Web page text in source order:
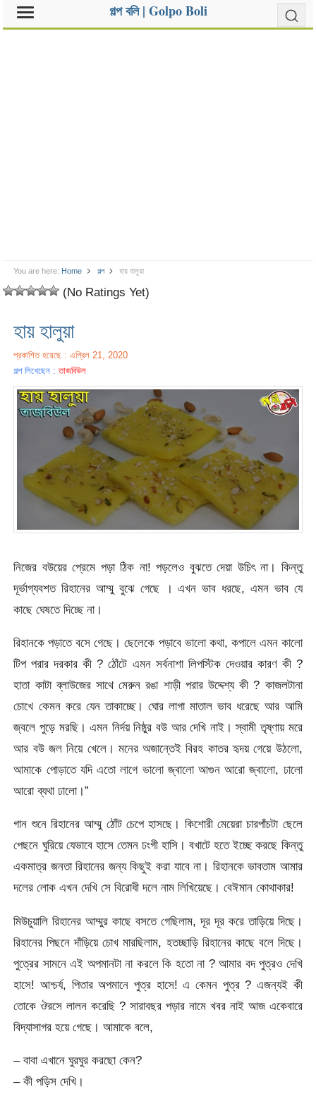
গল্প বলি | Golpo Boli
You are here: Home গল্প হায় হালুয়া
(No Ratings Yet)
হায় হালুয়া
প্রকাশিত হয়েছে : এপ্রিল 21, 2020
গল্প লিখেছেন :তাজবিউল
নিজের বউয়ের প্রেমে পড়া ঠিক না! পড়লেও বুঝতে দেয়া উচিৎ না। কিন্তু
দূর্ভাগ্যবশত রিহানের আম্মু বুঝে গেছে । এখন ভাব ধরছে, এমন ভাব যে
কাছে ঘেষতে দিচ্ছে না।
রিহানকে পড়াতে বসে গেছে। ছেলেকে পড়াবে ভালো কথা, কপালে এমন কালো
টিপ পরার দরকার কী ? ঠোঁটে এমন সর্বনাশা লিপস্টিক দেওয়ার কারণ কী ?
হাতা কাটা ব্লাউজের সাথে মেরুন রঙা শাড়ী পরার উদ্দেশ্য কী ? কাজলটানা
চোখে কেমন করে যেন তাকাচ্ছে। ঘোর লাগা মাতাল ভাব ধরেছে আর আমি
জ্বলে পুড়ে মরছি। এমন নির্দয় নিষ্ঠুর বউ আর দেখি নাই। স্বামী তৃষ্ণায় মরে
আর বউ জল নিয়ে খেলে। মনের অজান্তেই বিরহ কাতর হৃদয় গেয়ে উঠলো,
আমাকে পোড়াতে যদি এতো লাগে ভালো জ্বালো আগুন আরো জ্বালো, ঢালো
আরো ব্যথা ঢালো।”
গান শুনে রিহানের আম্মু ঠোঁট চেপে হাসছে। কিশোরী মেয়েরা চারপাঁচটা ছেলে
পেছনে ঘুরিয়ে যেভাবে হাসে তেমন ঢংগী হাসি। বখাটে হতে ইচ্ছে করছে কিন্তু
একমাত্র জনতা রিহানের জন্য কিছুই করা যাবে না। রিহানকে ভাবতাম আমার
দলের লোক এখন দেখি সে বিরোধী দলে নাম লিখিয়েছে। বেঈমান কোথাকার!
মিউচুয়ালি রিহানের আম্মুর কাছে বসতে গেছিলাম, দূর দূর করে তাড়িয়ে দিছে।
রিহানের পিছনে দাঁড়িয়ে চোখ মারছিলাম, হতচ্ছাড়ি রিহানের কাছে বলে দিছে।
পুত্রের সামনে এই অপমানটা না করলে কি হতো না ? আমার বদ পুত্রও দেখি
হাসে! আশ্চর্য, পিতার অপমানে পুত্র হাসে! এ কেমন পুত্র ? এজন্যই কী
তোকে ঔরসে লালন করেছি ? সারাবছর পড়ার নামে খবর নাই আজ একেবারে
বিদ্যাসাগর হয়ে গেছে। আমাকে বলে,
– বাবা এখানে ঘুরঘুর করছো কেন?
– কী পড়িস দেখি।